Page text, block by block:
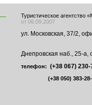
Туристическое агентство
от 06.09.2007
ул. Московская, 37/2,
Днепровская наб., 25-а,
телефон: (+38 067) 230-
(+38 050) 383-28-